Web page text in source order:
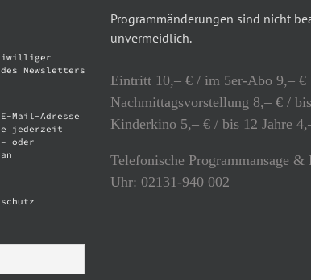
Newsletters
Mail-Adresse
jederzeit
oder
Programmänderungen sind nicht
unvermeidlich.
Eintritt 10,– € / im 5er-Abo 9,– €
Nachmittagsvorstellung 8,– € /
Kinderkino 5,– € / bis 12 Jahre
Telefonische Programmansage
Uhr: 02131-940 002